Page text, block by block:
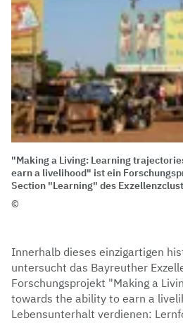
"Making a Living: Learning
earn a livelihood" ist ein
Section "Learning" des
Innerhalb dieses einzigartigen
untersucht das Bayreuther
Forschungsprojekt "Making a
towards the ability to earn a
Lebensunterhalt verdienen: